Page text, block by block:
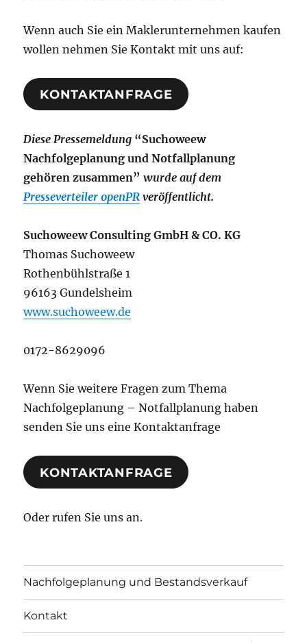
Wenn auch Sie ein Maklerunternehmen kaufen
wollen nehmen Sie Kontakt mit uns auf:
KONTAKTANFRAGE
Diese Pressemeldung “Suchoweew
Nachfolgeplanung und Notfallplanung
gehören zusammen”wurde auf dem
Presseverteiler openPR veröffentlicht.
Suchoweew Consulting GmbH & CO. KG
Thomas Suchoweew
Rothenbühlstraße 1
96163 Gundelsheim
www.suchoweew.de
0172-8629096
Wenn Sie weitere Fragen zum Thema
Nachfolgeplanung – Notfallplanung haben
senden Sie uns eine Kontaktanfrage
KONTAKTANFRAGE
Oder rufen Sie uns an.
Nachfolgeplanung und Bestandsverkauf
Kontakt